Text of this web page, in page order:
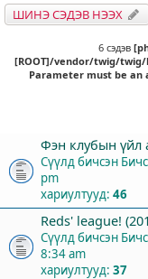
ШИНЭ СЭДЭВ НЭЭХ
6 сэдэв
[ROOT]/vendor/twig/
Parameter must be an
Фэн клубын үйл
Сүүлд бичсэн
pm
хариултууд: 46
Reds' league!
Сүүлд бичсэн
8:34 am
хариултууд: 37